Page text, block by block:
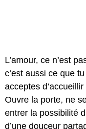
L’amour, ce n’est
c’est aussi ce que
acceptes
Ouvre la porte, ne
entrer la possibilité
d’une douceur